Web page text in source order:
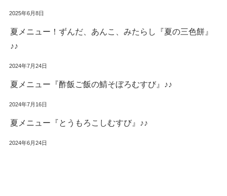
2025年6月8日
夏メニュー！ずんだ、あんこ、みたらし『夏の三色餅』
♪♪
2024年7月24日
夏メニュー『酢飯ご飯の鯖そぼろむすび』♪♪
2024年7月16日
夏メニュー『とうもろこしむすび』♪♪
2024年6月24日